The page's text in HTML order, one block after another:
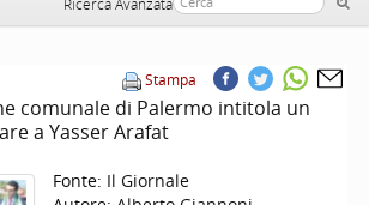
Ricerca Avanzata
Stampa
comunale di Palermo intitola un
a Yasser Arafat
Fonte: Il Giornale